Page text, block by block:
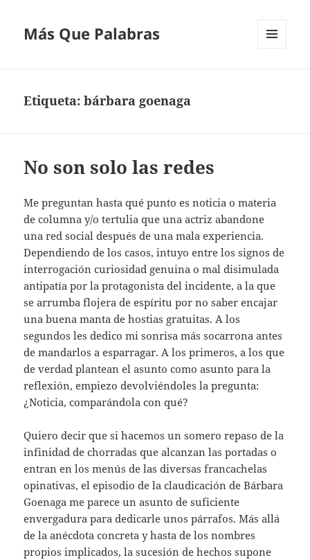
Más Que Palabras
Etiqueta:bárbara goenaga
No son solo las redes
Me preguntan hasta qué punto es noticia o materia
de columna y/o tertulia que una actriz abandone
una red social después de una mala experiencia.
Dependiendo de los casos, intuyo entre los signos de
interrogación curiosidad genuina o mal disimulada
antipatía por la protagonista del incidente, a la que
se arrumba flojera de espíritu por no saber encajar
una buena manta de hostias gratuitas. A los
segundos les dedico mi sonrisa más socarrona antes
de mandarlos a esparragar. A los primeros, a los que
de verdad plantean el asunto como asunto para la
reflexión, empiezo devolviéndoles la pregunta:
¿Noticia, comparándola con qué?
Quiero decir que si hacemos un somero repaso de la
infinidad de chorradas que alcanzan las portadas o
entran en los menús de las diversas francachelas
opinativas, el episodio de la claudicación de Bárbara
Goenaga me parece un asunto de suficiente
envergadura para dedicarle unos párrafos. Más allá
de la anécdota concreta y hasta de los nombres
propios implicados, la sucesión de hechos supone